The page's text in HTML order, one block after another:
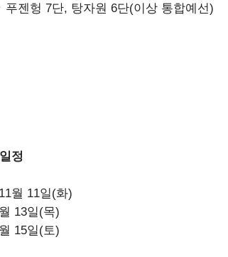
젠헝 7단, 탕자원 6단(이상 통합예선)
정
월 11일(화)
13일(목)
15일(토)